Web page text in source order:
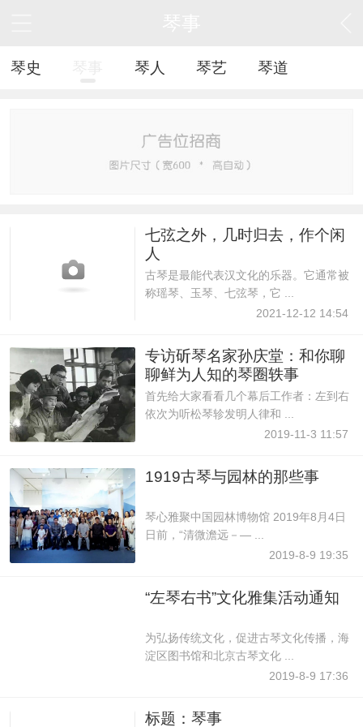
琴史 琴人 琴艺 琴道
七弦之外，几时归去，作个闲
人
古琴是最能代表汉文化的乐器。它通常被
称瑶琴、玉琴、七弦琴，它 ...
2021-12-12 14:54
专访斫琴名家孙庆堂：和你聊
聊鲜为人知的琴圈轶事
首先给大家看看几个幕后工作者：左到右
依次为听松琴轸发明人律和 ...
2019-11-3 11:57
1919古琴与园林的那些事
琴心雅聚中国园林博物馆 2019年8月4日
日前，“清微澹远－— ...
2019-8-9 19:35
“左琴右书”文化雅集活动通知
为弘扬传统文化，促进古琴文化传播，海
淀区图书馆和北京古琴文化 ...
2019-8-9 17:36
标题：琴事